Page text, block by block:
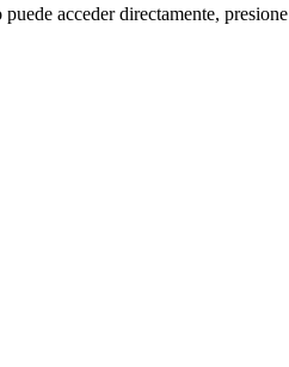
acceder directamente, presione